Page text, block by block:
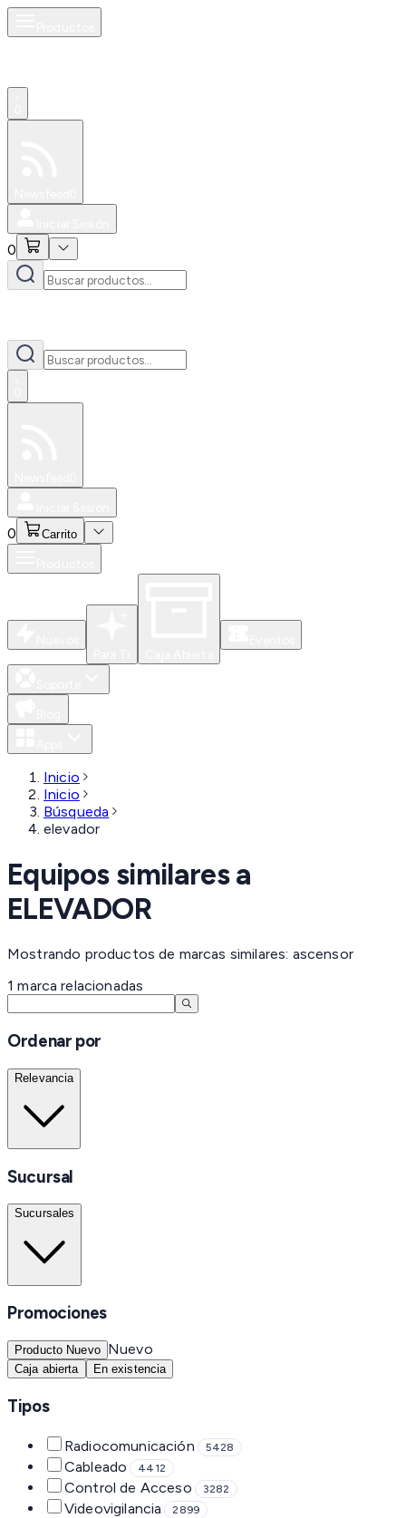
0
0 Carrito
Inicio
Inicio
Búsqueda
elevador
Equipos similares a
ELEVADOR
Mostrando productos de marcas similares: ascensor
1 marca relacionadas
Ordenar por
Relevancia
Sucursal
Sucursales
Promociones
Producto Nuevo Nuevo
Caja abierta En existencia
Tipos
Radiocomunicación 5428
Cableado 4412
Control de Acceso 3282
Videovigilancia 2899